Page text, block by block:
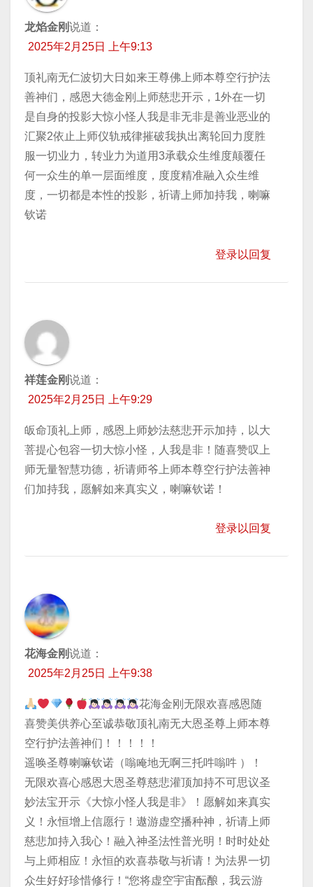
龙焰金刚说道：
2025年2月25日 上午9:13
顶礼南无仁波切大日如来王尊佛上师本尊空行护法
善神们，感恩大德金刚上师慈悲开示，1外在一切
是自身的投影大惊小怪人我是非无非是善业恶业的
汇聚2依止上师仪轨戒律摧破我执出离轮回力度胜
服一切业力，转业力为道用3承载众生维度颠覆任
何一众生的单一层面维度，度度精准融入众生维
度，一切都是本性的投影，祈请上师加持我，喇嘛
钦诺
登录以回复
祥莲金刚说道：
2025年2月25日 上午9:29
皈命顶礼上师，感恩上师妙法慈悲开示加持，以大
菩提心包容一切大惊小怪，人我是非！随喜赞叹上
师无量智慧功德，祈请师爷上师本尊空行护法善神
们加持我，愿解如来真实义，喇嘛钦诺！
登录以回复
花海金刚说道：
2025年2月25日 上午9:38
花海金刚无限欢喜感恩随
喜赞美供养心至诚恭敬顶礼南无大恩圣尊上师本尊
空行护法善神们！！！！！
遥唤圣尊喇嘛钦诺（嗡唵地无啊三托吽嗡吽 ）！
无限欢喜心感恩大恩圣尊慈悲灌顶加持不可思议圣
妙法宝开示《大惊小怪人我是非》！愿解如来真实
义！永恒增上信愿行！遨游虚空播种神，祈请上师
慈悲加持入我心！融入神圣法性普光明！时时处处
与上师相应！永恒的欢喜恭敬与祈请！为法界一切
众生好好珍惜修行！“您将虚空宇宙酝酿，我云游